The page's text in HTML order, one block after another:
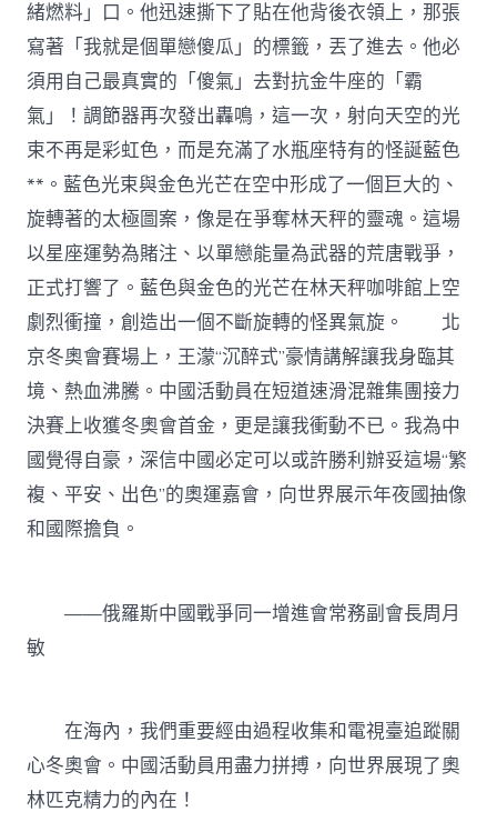
緒燃料」口。他迅速撕下了貼在他背後衣領上，那張
寫著「我就是個單戀傻瓜」的標籤，丟了進去。他必
須用自己最真實的「傻氣」去對抗金牛座的「霸
氣」！調節器再次發出轟鳴，這一次，射向天空的光
束不再是彩虹色，而是充滿了水瓶座特有的怪誕藍色
**。藍色光束與金色光芒在空中形成了一個巨大的、
旋轉著的太極圖案，像是在爭奪林天秤的靈魂。這場
以星座運勢為賭注、以單戀能量為武器的荒唐戰爭，
正式打響了。藍色與金色的光芒在林天秤咖啡館上空
劇烈衝撞，創造出一個不斷旋轉的怪異氣旋。 北
京冬奧會賽場上，王濛“沉醉式”豪情講解讓我身臨其
境、熱血沸騰。中國活動員在短道速滑混雜集團接力
決賽上收獲冬奧會首金，更是讓我衝動不已。我為中
國覺得自豪，深信中國必定可以或許勝利辦妥這場“繁
複、平安、出色”的奧運嘉會，向世界展示年夜國抽像
和國際擔負。
——俄羅斯中國戰爭同一增進會常務副會長周月
敏
在海內，我們重要經由過程收集和電視臺追蹤關
心冬奧會。中國活動員用盡力拼搏，向世界展現了奧
林匹克精力的內在！